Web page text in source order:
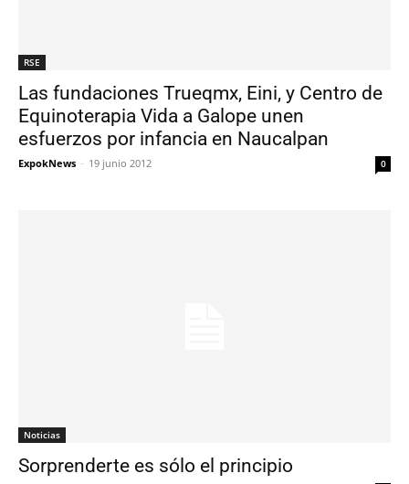
RSE
Las fundaciones Trueqmx, Eini, y Centro de
Equinoterapia Vida a Galope unen
esfuerzos por infancia en Naucalpan
ExpokNews - 19 junio 2012 0
Noticias
Sorprenderte es sólo el principio